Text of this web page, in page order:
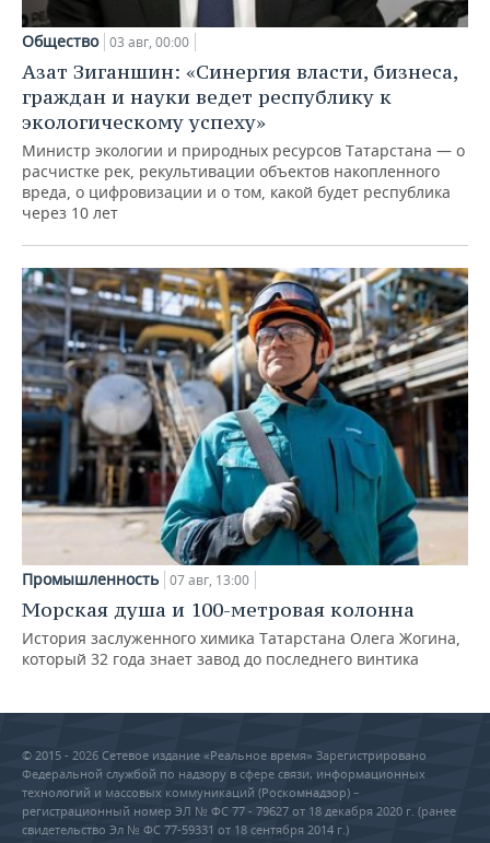
Общество 03 авг, 00:00
Азат Зиганшин: «Синергия власти, бизнеса,
граждан и науки ведет республику к
экологическому успеху»
Министр экологии и природных ресурсов Татарстана — о
расчистке рек, рекультивации объектов накопленного
вреда, о цифровизации и о том, какой будет республика
через 10 лет
Промышленность 07 авг, 13:00
Морская душа и 100-метровая колонна
История заслуженного химика Татарстана Олега Жогина,
который 32 года знает завод до последнего винтика
© 2015 - 2026 Сетевое издание «Реальное время» Зарегистрировано
Федеральной службой по надзору в сфере связи, информационных
технологий и массовых коммуникаций (Роскомнадзор) –
регистрационный номер ЭЛ № ФС 77 - 79627 от 18 декабря 2020 г. (ранее
свидетельство Эл № ФС 77-59331 от 18 сентября 2014 г.)